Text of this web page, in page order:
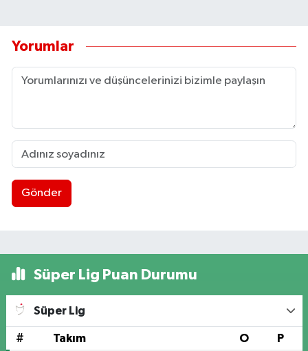
Yorumlar
Gönder
Süper Lig Puan Durumu
Süper Lig
# Takım O P